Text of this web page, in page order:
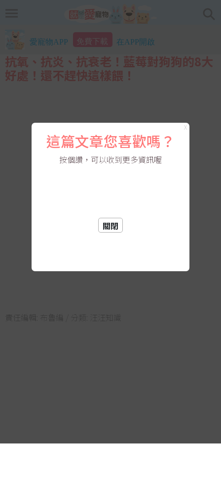
愛寵物APP 免費下載 在APP開啟
抗氧、抗炎、抗衰老！藍莓對狗狗的8大
好處！還不趕快這樣餵！
責任編輯: 布魯編 / 分類: 汪汪知識
X
這篇文章您喜歡嗎？
按個讚，可以收到更多資訊喔
關閉